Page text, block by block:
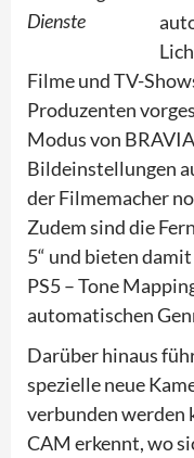
Dienste
Filme und TV-
Produzenten
Modus von
Bildeinstellungen
der Filmemacher
Zudem sind die
5“ und bieten
PS5 – Tone
automatischen
Darüber hinaus
spezielle neue
verbunden werden
CAM erkennt, wo